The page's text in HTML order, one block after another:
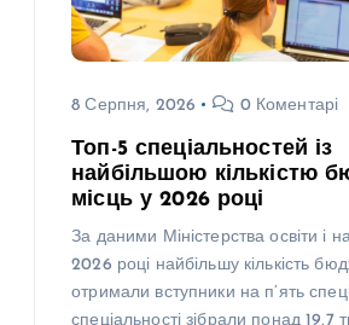
8 Серпня, 2026 0 Коментарі
Топ-5 спеціальностей із
найбільшою кількістю
місць у 2026 році
За даними Міністерства освіти і
2026 році найбільшу кількість
отримали вступники на п’ять
спеціальності зібрали понад 19,7